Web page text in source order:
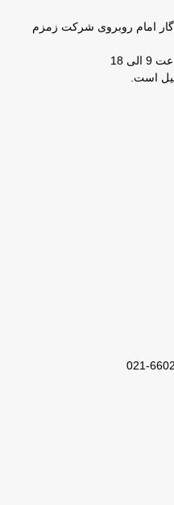
امام روبروی شرکت زمزم
18
است.